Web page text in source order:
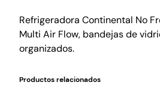
Refrigeradora Continental No
Multi Air Flow, bandejas de
organizados.
Productos relacionados